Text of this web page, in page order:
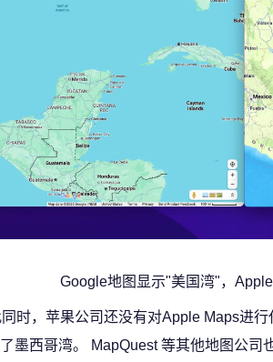
Google地图显示"美国湾"，
时，苹果公司还没有对Apple Maps进
墨西哥湾。 MapQuest 等其他地图公司